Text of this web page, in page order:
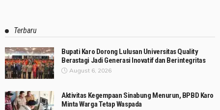
Terbaru
Bupati Karo Dorong Lulusan Universitas Quality
Berastagi Jadi Generasi Inovatif dan Berintegritas
August 6, 2026
Aktivitas Kegempaan Sinabung Menurun, BPBD Karo
Minta Warga Tetap Waspada